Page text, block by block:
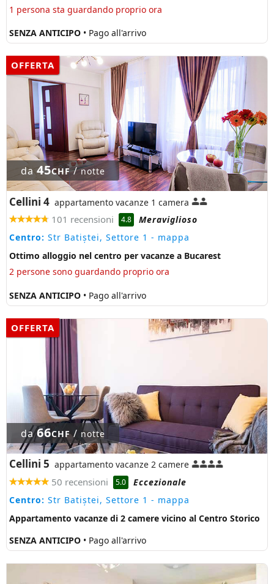
1 persona sta guardando proprio ora
SENZA ANTICIPO • Pago all'arrivo
OFFERTA
da 45CHF/notte
Cellini 4 appartamento vacanze 1 camera
101 recensioni 4.8
Meraviglioso
Centro: Str Batiștei, Settore 1 - mappa
Ottimo alloggio nel centro per vacanze a Bucarest
2 persone sono guardando proprio ora
SENZA ANTICIPO • Pago all'arrivo
OFFERTA
da66CHF/ notte
Cellini 5 appartamento vacanze 2 camere
50 recensioni 5.0
Eccezionale
Centro: Str Batiștei, Settore 1 - mappa
Appartamento vacanze di 2 camere vicino al Centro Storico
SENZA ANTICIPO • Pago all'arrivo